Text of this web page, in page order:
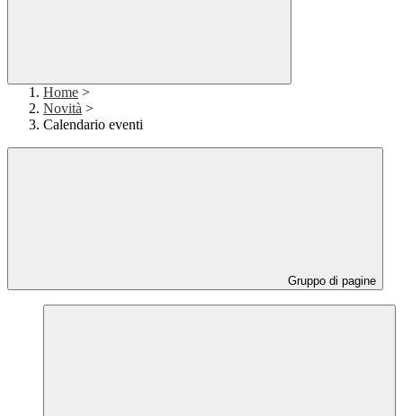
Home >
Novità >
Calendario eventi
Gruppo di pagine